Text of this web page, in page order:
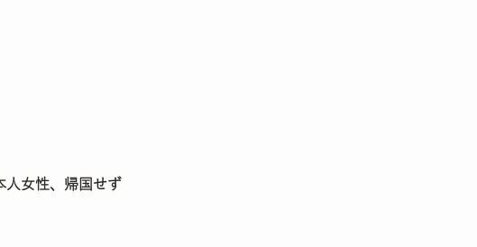
人女性、帰国せず